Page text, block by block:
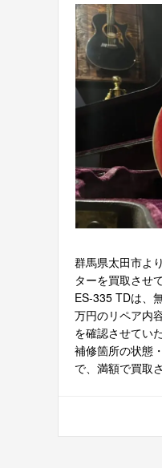
群馬県太田市よ
ターを買取させ
ES-335 TDは、
万円のリペア内
を確認させてい
補修箇所の状態
で、満額で買取